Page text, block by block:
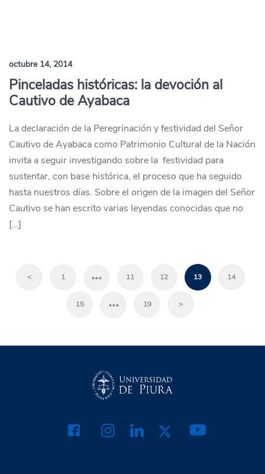
octubre 14, 2014
Pinceladas históricas: la devoción al
Cautivo de Ayabaca
La declaración de la Peregrinación y festividad del Señor
Cautivo de Ayabaca como Patrimonio Cultural de la Nación
invita a seguir investigando sobre la festividad para
sustentar, con base histórica, el proceso que ha seguido
hasta nuestros días. Sobre el origen de la imagen del Señor
Cautivo se han escrito varias leyendas conocidas que no
[…]
< 1 … 11 12 13 14
15 … 19 >